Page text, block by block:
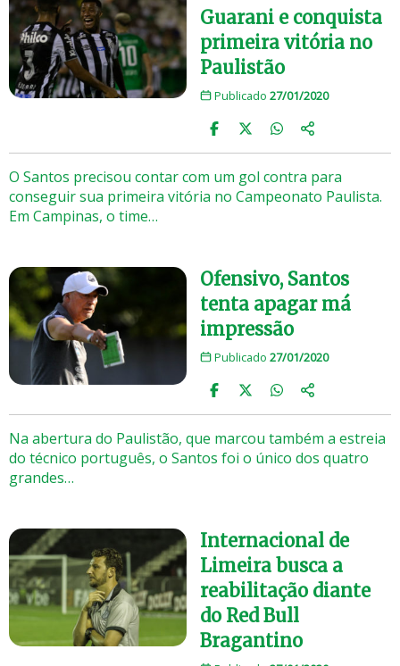
Guarani e conquista
primeira vitória no
Paulistão
Publicado 27/01/2020
O Santos precisou contar com um gol contra para
conseguir sua primeira vitória no Campeonato Paulista.
Em Campinas, o time…
Ofensivo, Santos
tenta apagar má
impressão
Publicado 27/01/2020
Na abertura do Paulistão, que marcou também a estreia
do técnico português, o Santos foi o único dos quatro
grandes…
Internacional de
Limeira busca a
reabilitação diante
do Red Bull
Bragantino